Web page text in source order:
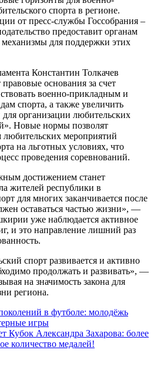
спорта в регионе.
от пресс-службы Госсобрания –
предоставит органам
для поддержки этих
Константин Толкачев
основания за счет
военно-прикладным и
спорта, а также увеличить
организации любительских
Новые нормы позволят
любительских мероприятий
на льготных условиях, что
проведения соревнований.
достижением станет
жителей республики в
для многих заканчивается после
оставаться частью жизни», —
уже наблюдается активное
и это направление лишний раз
спорт развивается и активно
продолжать и развивать», —
на значимость закона для
региона.
в футболе: молодёжь
игры
Кубок Александра Захарова: более
количество медалей!